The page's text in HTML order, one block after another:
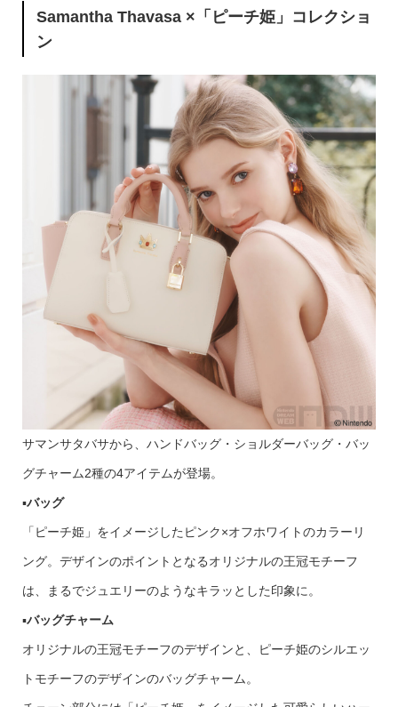
Samantha Thavasa ×「ピーチ姫」コレクショ
ン
サマンサタバサから、ハンドバッグ・ショルダーバッグ・バッ
グチャーム2種の4アイテムが登場。
▪️バッグ
「ピーチ姫」をイメージしたピンク×オフホワイトのカラーリ
ング。デザインのポイントとなるオリジナルの王冠モチーフ
は、まるでジュエリーのようなキラッとした印象に。
▪️バッグチャーム
オリジナルの王冠モチーフのデザインと、ピーチ姫のシルエッ
トモチーフのデザインのバッグチャーム。